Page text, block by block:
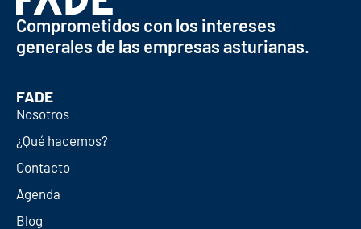
Comprometidos con los intereses
generales de las empresas asturianas.
FADE
Nosotros
¿Qué hacemos?
Contacto
Agenda
Blog